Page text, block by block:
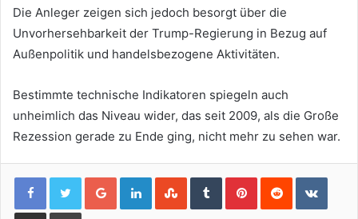
Die Anleger zeigen sich jedoch besorgt über die
Unvorhersehbarkeit der Trump-Regierung in Bezug auf
Außenpolitik und handelsbezogene Aktivitäten.
Bestimmte technische Indikatoren spiegeln auch
unheimlich das Niveau wider, das seit 2009, als die Große
Rezession gerade zu Ende ging, nicht mehr zu sehen war.
Google+LinkedInStumbleUpon
TumblrPinterestReddit
Share via Email Print